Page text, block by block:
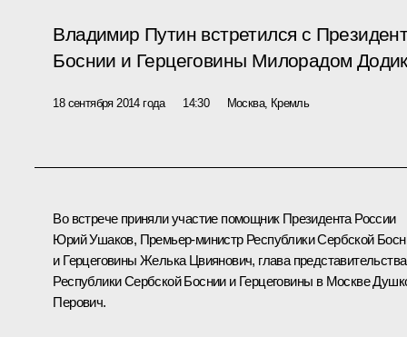
Владимир Путин встретился с
Боснии и Герцеговины Милорадом
18 сентября 2014 года 14:30 Москва, Кремль
Во встрече приняли участие помощник Президента России
Юрий Ушаков, Премьер-министр Республики Сербской
и Герцеговины Желька Цвиянович, глава представительства
Республики Сербской Боснии и Герцеговины в Москве
Перович.